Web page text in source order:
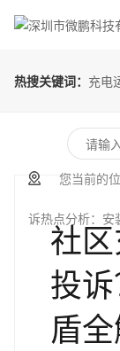
热搜关键词： 充电
您当前的位
诉热点分析：安
社
投
盾